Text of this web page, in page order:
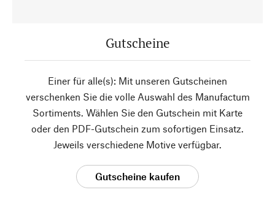
Gutscheine
Einer für alle(s): Mit unseren Gutscheinen
verschenken Sie die volle Auswahl des Manufactum
Sortiments. Wählen Sie den Gutschein mit Karte
oder den PDF-Gutschein zum sofortigen Einsatz.
Jeweils verschiedene Motive verfügbar.
Gutscheine kaufen